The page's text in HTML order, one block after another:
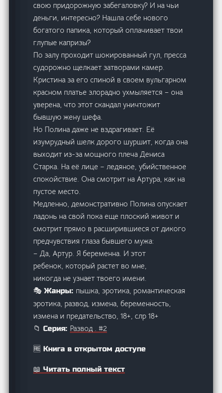
свою придорожную забегаловку? И на чьи
деньги, интересно? Нашла себе нового
богатого папика, который оплачивает твои
глупые капризы?
По залу проходит шокированный гул, пресса
судорожно щелкает затворами камер.
Кристина за его спиной в своем вульгарном
красном платье злорадно ухмыляется – она
уверена, что этот скандал уничтожит
бывшую жену шефа.
Но Полина даже не вздрагивает. Её
изумрудный шелк дорого шуршит, когда она
выходит из-за мощного плеча Дениса
Старка. На её лице – ледяное, убийственное
спокойствие. Она смотрит на Артура, как на
пустое место.
Медленно, демонстративно Полина опускает
ладонь на свой пока еще плоский живот и
смотрит прямо в расширившиеся от дикого
предчувствия глаза бывшего мужа:
– Да, Артур. Я беременна. И этот
ребенок, который растет во мне,
никогда не узнает твоего имени.
🎭 Жанры: пышка, эротика, романтическая
эротика, развод, измена, беременность,
измена и предательство, 18+, слр 18+
📁 Серия: Развод . #2
🆓 Книга в открытом доступе
📖 Читать полный текст